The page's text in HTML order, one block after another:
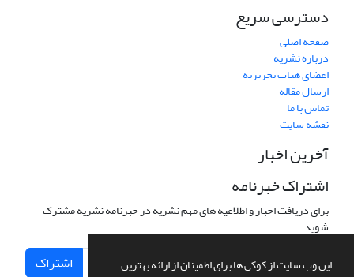
این وب سایت از کوکی ها برای اطمینان از ارائه بهترین
دسترسی سریع
صفحه اصلی
درباره نشریه
اعضای هیات تحریریه
ارسال مقاله
تماس با ما
نقشه سایت
آخرین اخبار
اشتراک خبرنامه
برای دریافت اخبار و اطلاعیه های مهم نشریه در خبرنامه نشریه مشترک
شوید.
اشتراک